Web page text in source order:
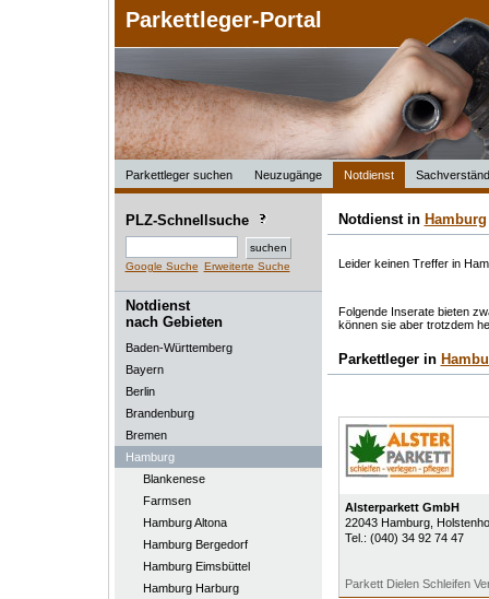
Parkettleger-Portal
Parkettleger suchen Neuzugänge Notdienst
PLZ-Schnellsuche
Google Suche Erweiterte Suche
Notdienst
nach Gebieten
Baden-Württemberg
Bayern
Berlin
Brandenburg
Bremen
Hamburg
Blankenese
Farmsen
Hamburg Altona
Hamburg Bergedorf
Hamburg Eimsbüttel
Hamburg Harburg
Notdienst in Hamburg
Leider keinen Treffer in
Folgende Inserate bieten
können sie aber trotzdem
Parkettleger in
Alsterparkett GmbH
22043 Hamburg,
Tel.: (040) 34 92 74 47
Parkett Dielen Schleifen